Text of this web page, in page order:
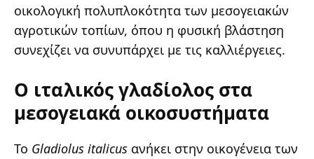
οικολογική πολυπλοκότητα των μεσογειακών
αγροτικών τοπίων, όπου η φυσική βλάστηση
συνεχίζει να συνυπάρχει με τις καλλιέργειες.
Ο ιταλικός γλαδίολος στα
μεσογειακά οικοσυστήματα
Το Gladiolus italicus ανήκει στην οικογένεια των